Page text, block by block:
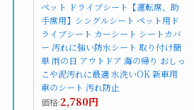
ペット ドライブシート【運転席、助
手席用】シングルシート ペット用ド
ライブシート カーシート シートカバ
ー 汚れに強い防水シート 取り付け簡
単 雨の日 アウトドア 海の帰り おしっ
こや泥汚れに最適 水洗いOK 新車用
車のシート 汚れ防止
価格:2,780円